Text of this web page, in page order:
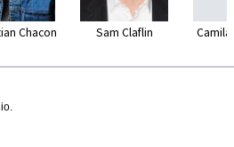
Chacon Sam Claflin